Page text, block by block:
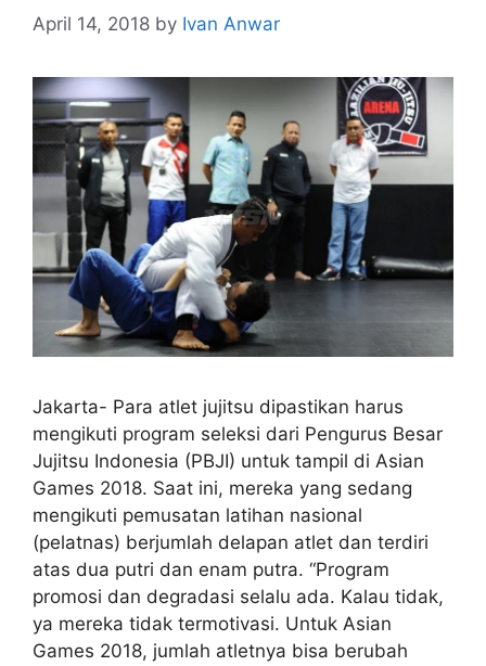
April 14, 2018 by Ivan Anwar
Jakarta- Para atlet jujitsu dipastikan harus
mengikuti program seleksi dari Pengurus Besar
Jujitsu Indonesia (PBJI) untuk tampil di Asian
Games 2018. Saat ini, mereka yang sedang
mengikuti pemusatan latihan nasional
(pelatnas) berjumlah delapan atlet dan terdiri
atas dua putri dan enam putra. “Program
promosi dan degradasi selalu ada. Kalau tidak,
ya mereka tidak termotivasi. Untuk Asian
Games 2018, jumlah atletnya bisa berubah